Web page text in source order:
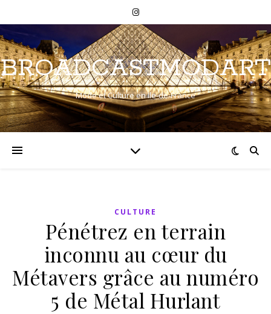
BROADCASTMODART
Mode et Culture en Ile-de-France
CULTURE
Pénétrez en terrain
inconnu au cœur du
Métavers grâce au numéro
5 de Métal Hurlant